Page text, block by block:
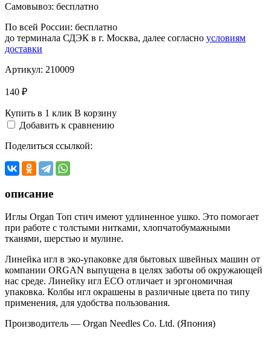
Самовывоз: бесплатно
По всей России: бесплатно
до терминала СДЭК в г. Москва, далее согласно условиям
доставки
Артикул: 210009
140 ₽
Купить в 1 клик В корзину
Добавить к сравнению
Поделиться ссылкой:
описание
Иглы Organ Топ стич имеют удлиненное ушко. Это помогает
при работе с толстыми нитками, хлопчатобумажными
тканями, шерстью и мулине.
Линейка игл в эко-упаковке для бытовых швейных машин от
компании ORGAN выпущена в целях заботы об окружающей
нас среде. Линейку игл ECO отличает и эргономичная
упаковка. Колбы игл окрашены в различные цвета по типу
применения, для удобства пользования.
Производитель — Organ Needles Co. Ltd. (Япония)